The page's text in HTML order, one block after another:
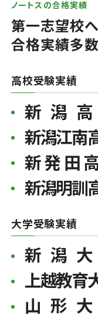
ノートスの合格実績
第一志望校
合格実績多数
高校受験実績
新潟
新潟江南
新発田
新潟明訓
大学受験実績
新潟
上越教育
山形